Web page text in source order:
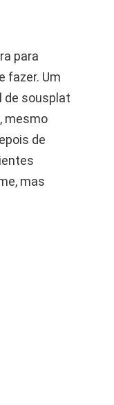
para
fazer. Um
de sousplat
mesmo
de
mas